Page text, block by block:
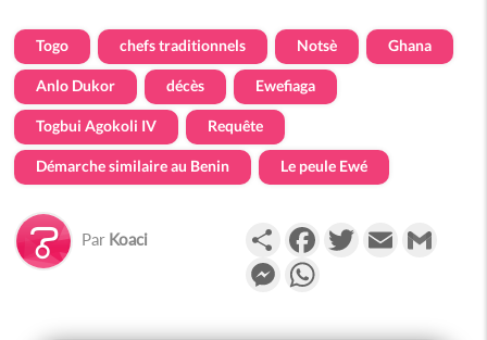
Togo chefs traditionnels Notsè Ghana
Anlo Dukor décès Ewefiaga
Togbui Agokoli IV Requête
Démarche similaire au Benin Le peule Ewé
Par Koaci PartagerFacebookTwitterEmail
Messenger